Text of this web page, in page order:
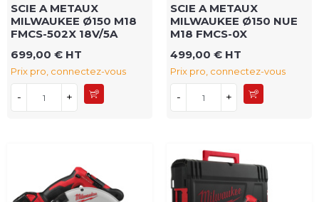
SCIE A METAUX
MILWAUKEE Ø150 M18
FMCS-502X 18V/5A
699,00 € HT
Prix pro, connectez-vous
- +
SCIE A METAUX
MILWAUKEE Ø150 NUE
M18 FMCS-0X
499,00 € HT
Prix pro, connectez-vous
- +